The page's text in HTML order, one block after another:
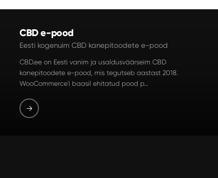
CBD e-pood
Eesti kogenuim CBD kanepitoodete e-pood
CBD.ee on Eesti vanim ja usaldusväärseim CBD
kanepitoodete e-pood, mis tegutseb aastast 2018.
WooCommerce'i baasil ehitatud pood p…
→